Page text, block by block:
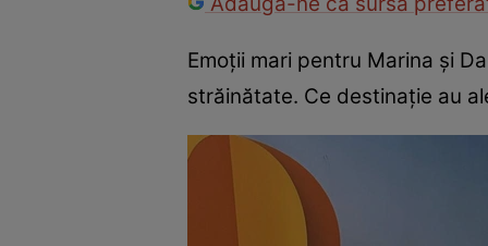
Emoții mari pentru Marina și
străinătate. Ce destinație au